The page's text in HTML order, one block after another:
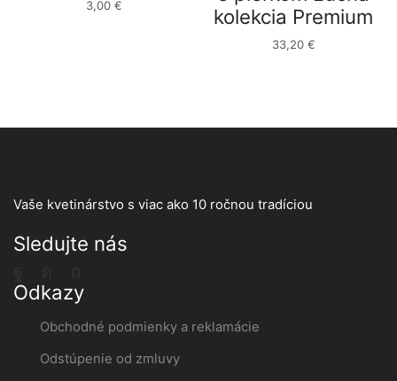
3,00 €
kolekcia Premium
33,20 €
Vaše kvetinárstvo s viac ako 10 ročnou tradíciou
Sledujte nás
Facebook
Instagram
Pinterest
Odkazy
Obchodné podmienky a reklamácie
Odstúpenie od zmluvy